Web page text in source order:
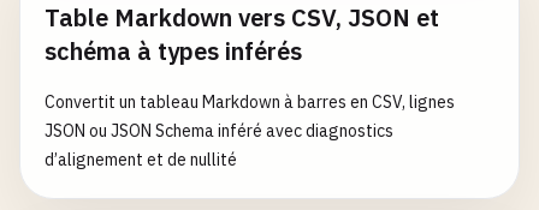
Table Markdown vers CSV, JSON et
schéma à types inférés
Convertit un tableau Markdown à barres en CSV, lignes
JSON ou JSON Schema inféré avec diagnostics
d’alignement et de nullité